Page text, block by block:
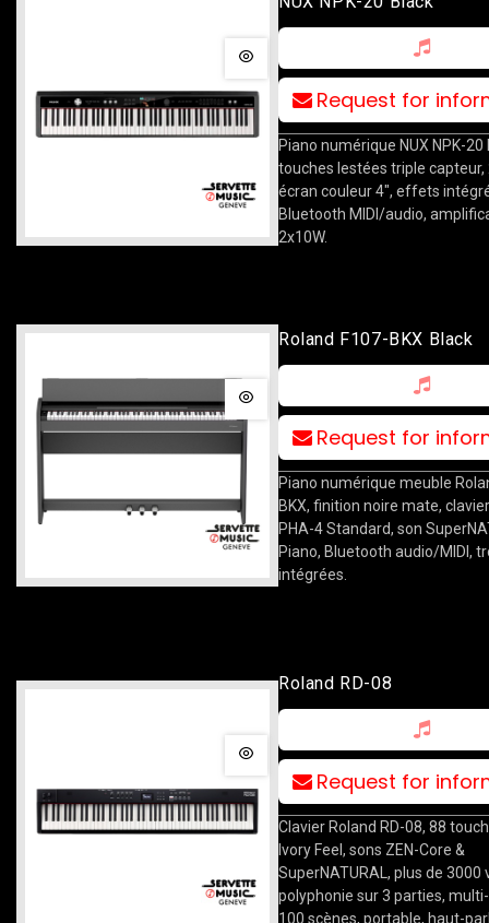
Request for
Piano numérique NUX NPK-20
touches lestées triple capteur,
écran couleur 4", effets
Bluetooth MIDI/audio,
2x10W.
Roland F107-BKX Black
Request for
Piano numérique meuble
BKX, finition noire mate,
PHA-4 Standard, son
Piano, Bluetooth audio/MIDI,
intégrées.
Roland RD-08
Request for
Clavier Roland RD-08, 88
Ivory Feel, sons ZEN-Core &
SuperNATURAL, plus de 3000
polyphonie sur 3 parties,
100 scènes, portable, haut-